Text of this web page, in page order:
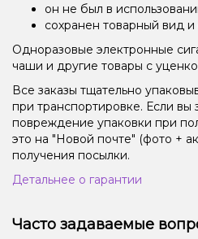
он не был в
сохранен товарный вид и
Одноразовые электронные
чаши и другие товары с
Все заказы тщательно
при транспортировке. Если вы
повреждение упаковки при
это на "Новой почте" (фото +
получения посылки.
Детальнее о гарантии
Часто задаваемые